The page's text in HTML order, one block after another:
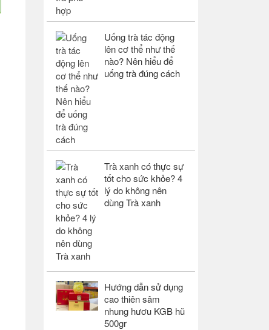
Uống trà tác động
lên cơ thể như thế
nào? Nên hiểu để
uống trà đúng cách
Trà xanh có thực sự
tốt cho sức khỏe? 4
lý do không nên
dùng Trà xanh
Hướng dẫn sử dụng
cao thiên sâm
nhung hươu KGB hũ
500gr